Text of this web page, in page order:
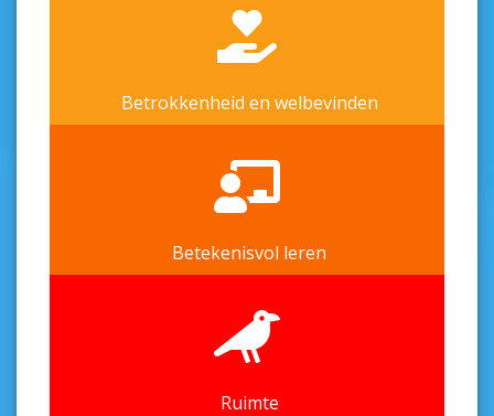
Betrokkenheid en welbevinden
Betekenisvol leren
Ruimte